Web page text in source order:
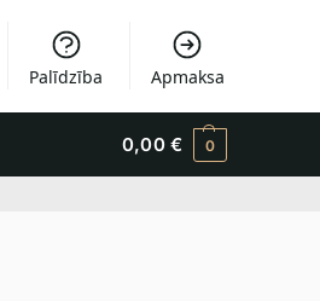
Palīdzība Apmaksa
0,00 € 0